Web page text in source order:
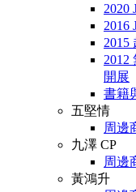
2020
2016
2015
2012
開展
書籍
五堅情
周邊
九澤 CP
周邊
黃鴻升